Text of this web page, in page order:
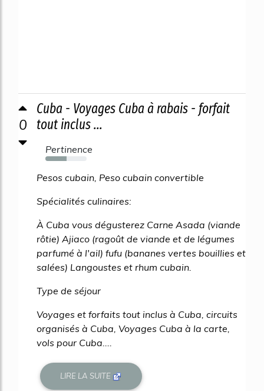
0
Cuba - Voyages Cuba à rabais - forfait
tout inclus ...
Pertinence
51%
Pesos cubain, Peso cubain convertible
Spécialités culinaires:
À Cuba vous dégusterez Carne Asada (viande
rôtie) Ajiaco (ragoût de viande et de légumes
parfumé à l'ail) fufu (bananes vertes bouillies et
salées) Langoustes et rhum cubain.
Type de séjour
Voyages et forfaits tout inclus à Cuba, circuits
organisés à Cuba, Voyages Cuba à la carte,
vols pour Cuba....
LIRE LA SUITE